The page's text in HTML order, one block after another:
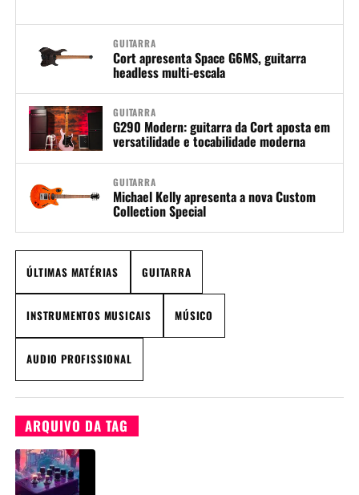
GUITARRA
Cort apresenta Space G6MS, guitarra
headless multi-escala
GUITARRA
G290 Modern: guitarra da Cort aposta em
versatilidade e tocabilidade moderna
GUITARRA
Michael Kelly apresenta a nova Custom
Collection Special
ÚLTIMAS MATÉRIAS GUITARRA
INSTRUMENTOS MUSICAIS MÚSICO
AUDIO PROFISSIONAL
ARQUIVO DA TAG